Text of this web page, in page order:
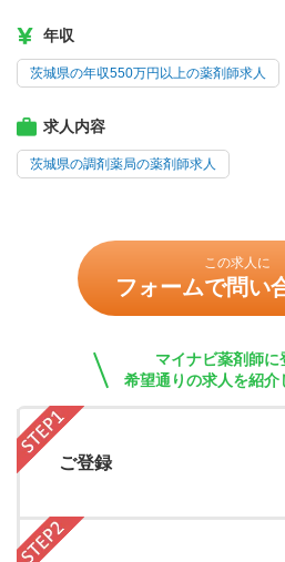
年収
茨城県の年収550万円以上の薬剤師求人
求人内容
茨城県の調剤薬局の薬剤師求人
この求人に
フォームで問い
マイナビ薬剤師に
希望通りの求人を紹介
ご登録